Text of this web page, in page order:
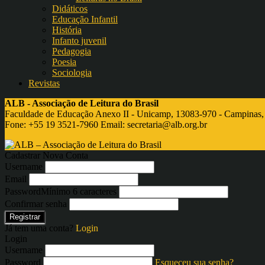
Didáticos
Educação Infantil
História
Infanto juvenil
Pedagogia
Poesia
Sociologia
Revistas
ALB - Associação de Leitura do Brasil
Faculdade de Educação Anexo II - Unicamp, 13083-970 - Campinas,
Fone: +55 19 3521-7960 Email: secretaria@alb.org.br
Cadastrar Nova Conta
Username
Email
PasswordMínimo 6 caracteres
Confirmar senha
Registrar
Já tem uma conta? Login
Login
Username
Password
Esqueceu sua senha?